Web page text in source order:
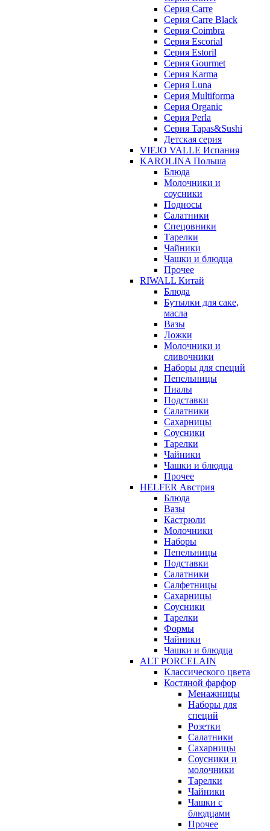
Серия Carre
Серия Carre Black
Серия Coimbra
Серия Escorial
Серия Estoril
Серия Gourmet
Серия Karma
Серия Luna
Серия Multiforma
Серия Organic
Серия Perla
Серия Tapas&Sushi
Детская серия
VIEJO VALLE Испания
KAROLINA Польша
Блюда
Молочники и
соусники
Подносы
Салатники
Спецовники
Тарелки
Чайники
Чашки и блюдца
Прочее
RIWALL Китай
Блюда
Бутылки для саке,
масла
Вазы
Ложки
Молочники и
сливочники
Наборы для специй
Пепельницы
Пиалы
Подставки
Салатники
Сахарницы
Соусники
Тарелки
Чайники
Чашки и блюдца
Прочее
HELFER Австрия
Блюда
Вазы
Кастрюли
Молочники
Наборы
Пепельницы
Подставки
Салатники
Салфетницы
Сахарницы
Соусники
Тарелки
Формы
Чайники
Чашки и блюдца
ALT PORCELAIN
Классического цвета
Костяной фарфор
Менажницы
Наборы для
специй
Розетки
Салатники
Сахарницы
Соусники и
молочники
Тарелки
Чайники
Чашки с
блюдцами
Прочее